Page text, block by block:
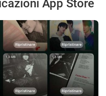
App Store